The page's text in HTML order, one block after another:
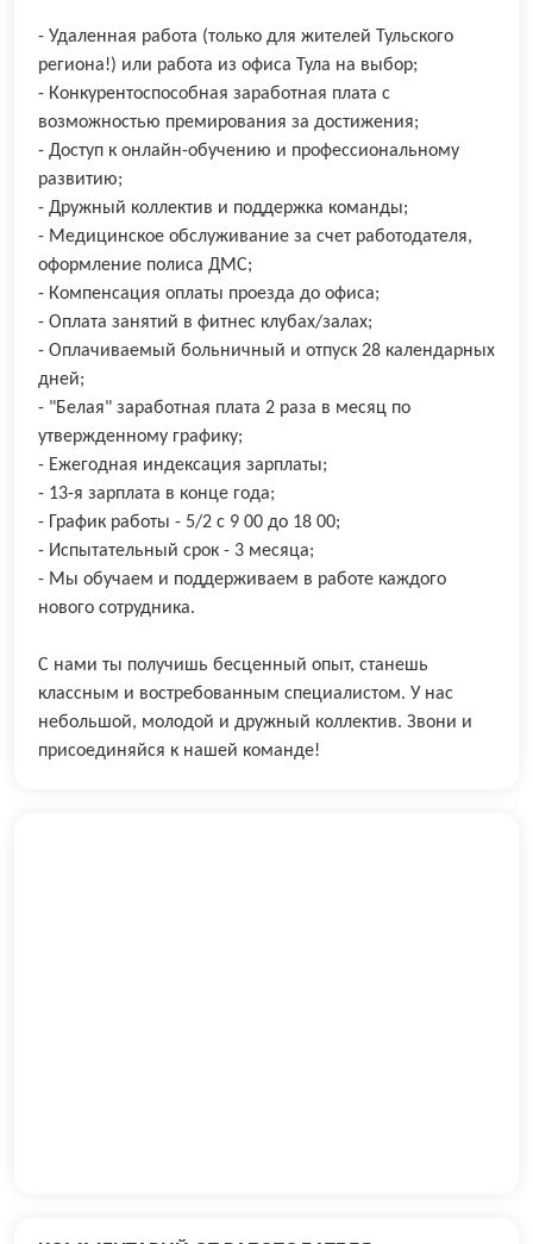
- Удаленная работа (только для жителей Тульского
региона!) или работа из офиса Тула на выбор;
- Конкурентоспособная заработная плата с
возможностью премирования за достижения;
- Доступ к онлайн-обучению и профессиональному
развитию;
- Дружный коллектив и поддержка команды;
- Медицинское обслуживание за счет работодателя,
оформление полиса ДМС;
- Компенсация оплаты проезда до офиса;
- Оплата занятий в фитнес клубах/залах;
- Оплачиваемый больничный и отпуск 28 календарных
дней;
- "Белая" заработная плата 2 раза в месяц по
утвержденному графику;
- Ежегодная индексация зарплаты;
- 13-я зарплата в конце года;
- График работы - 5/2 с 9 00 до 18 00;
- Испытательный срок - 3 месяца;
- Мы обучаем и поддерживаем в работе каждого
нового сотрудника.
С нами ты получишь бесценный опыт, станешь
классным и востребованным специалистом. У нас
небольшой, молодой и дружный коллектив. Звони и
присоединяйся к нашей команде!